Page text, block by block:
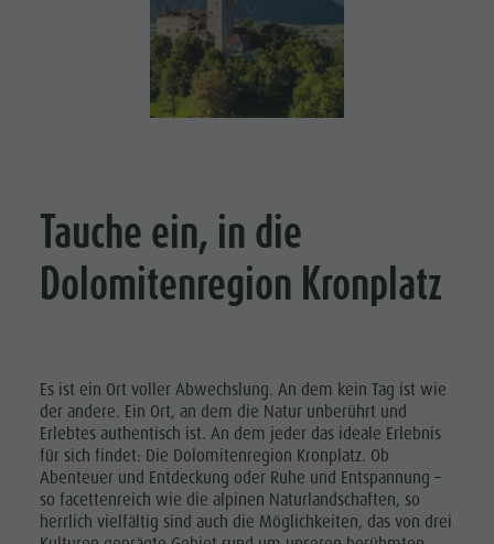
DOLOMITEN
UNESCO
SEHENSWÜRDIGKEITEN
Guide A-Z
Tauche ein, in die
Dolomitenregion Kronplatz
Es ist ein Ort voller Abwechslung. An dem kein Tag ist wie
der andere. Ein Ort, an dem die Natur unberührt und
Erlebtes authentisch ist. An dem jeder das ideale Erlebnis
für sich findet: Die Dolomitenregion Kronplatz. Ob
Abenteuer und Entdeckung oder Ruhe und Entspannung –
so facettenreich wie die alpinen Naturlandschaften, so
herrlich vielfältig sind auch die Möglichkeiten, das von drei